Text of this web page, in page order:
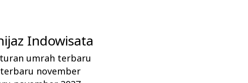
Indowisata
umrah terbaru
november